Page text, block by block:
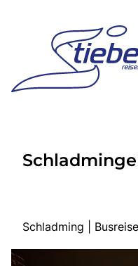
Highlights
Schladming |